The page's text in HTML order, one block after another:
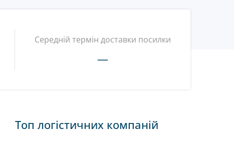
Середній термін доставки посилки
—
Топ логістичних компаній